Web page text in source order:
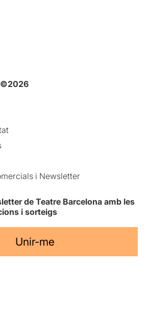
©2026
i Newsletter
de Teatre Barcelona amb les
i sorteigs
Unir-me